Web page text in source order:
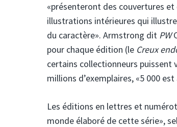
«présenteront des couvertures et
illustrations intérieures qui
du caractère». Armstrong dit PW
pour chaque édition (le Creux
certains collectionneurs puissent
millions d’exemplaires, «5 000
Les éditions en lettres et
monde élaboré de cette série»,